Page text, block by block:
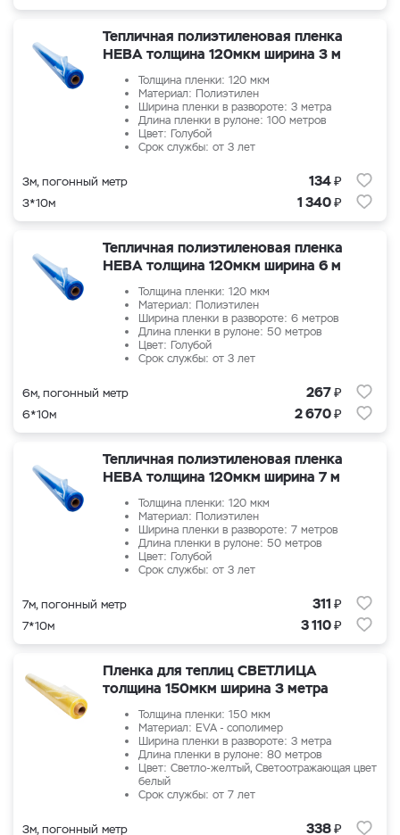
Тепличная полиэтиленовая пленка
НЕВА толщина 120мкм ширина 3 м
Толщина пленки: 120 мкм
Материал: Полиэтилен
Ширина пленки в развороте: 3 метра
Длина пленки в рулоне: 100 метров
Цвет: Голубой
Срок службы: от 3 лет
3м, погонный метр 134₽
3*10м 1 340₽
Тепличная полиэтиленовая пленка
НЕВА толщина 120мкм ширина 6 м
Толщина пленки: 120 мкм
Материал: Полиэтилен
Ширина пленки в развороте: 6 метров
Длина пленки в рулоне: 50 метров
Цвет: Голубой
Срок службы: от 3 лет
6м, погонный метр 267₽
6*10м 2 670₽
Тепличная полиэтиленовая пленка
НЕВА толщина 120мкм ширина 7 м
Толщина пленки: 120 мкм
Материал: Полиэтилен
Ширина пленки в развороте: 7 метров
Длина пленки в рулоне: 50 метров
Цвет: Голубой
Срок службы: от 3 лет
7м, погонный метр 311₽
7*10м 3 110₽
Пленка для теплиц СВЕТЛИЦА
толщина 150мкм ширина 3 метра
Толщина пленки: 150 мкм
Материал: EVA - сополимер
Ширина пленки в развороте: 3 метра
Длина пленки в рулоне: 80 метров
Цвет: Светло-желтый, Светоотражающая цвет
белый
Срок службы: от 7 лет
3м, погонный метр 338₽